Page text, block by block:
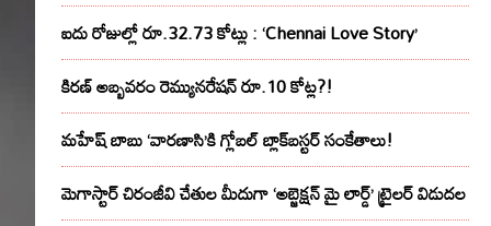
ఐదు రోజుల్లో రూ.32.73 కోట్లు : ‘Chennai Love Story’
కిరణ్ అబ్బవరం రెమ్యునరేషన్ రూ.10 కోట్ల?!
మహేష్ బాబు ‘వారణాసి’కి గ్లోబల్ బ్లాక్‌బస్టర్ సంకేతాలు!
మెగాస్టార్ చిరంజీవి చేతుల మీదుగా ‘అబ్జెక్ష‌న్ మై లార్డ్‌’ ట్రైల‌ర్ విడుద‌ల